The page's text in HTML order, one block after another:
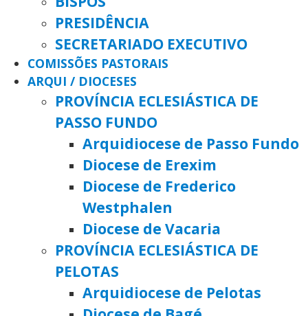
PRESIDÊNCIA
SECRETARIADO EXECUTIVO
COMISSÕES PASTORAIS
ARQUI / DIOCESES
PROVÍNCIA ECLESIÁSTICA DE
PASSO FUNDO
Arquidiocese de Passo Fundo
Diocese de Erexim
Diocese de Frederico
Westphalen
Diocese de Vacaria
PROVÍNCIA ECLESIÁSTICA DE
PELOTAS
Arquidiocese de Pelotas